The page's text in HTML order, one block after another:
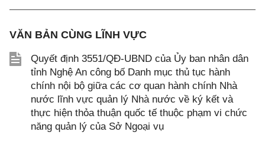
VĂN BẢN CÙNG LĨNH VỰC
Quyết định 3551/QĐ-UBND của Ủy ban nhân dân
tỉnh Nghệ An công bố Danh mục thủ tục hành
chính nội bộ giữa các cơ quan hành chính Nhà
nước lĩnh vực quản lý Nhà nước về ký kết và
thực hiện thỏa thuận quốc tế thuộc phạm vi chức
năng quản lý của Sở Ngoại vụ